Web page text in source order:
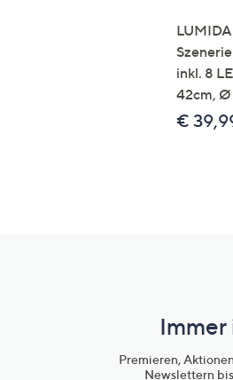
inkl. 8
42cm, Ø
€
Premieren,
Newslettern